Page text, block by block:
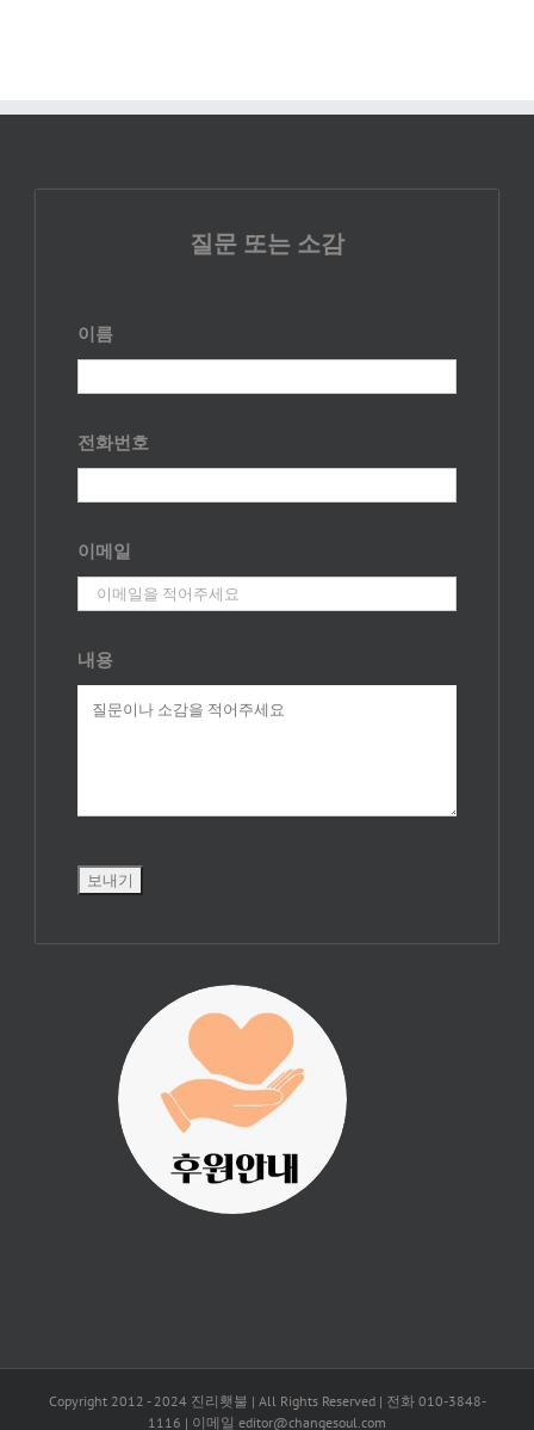
질문 또는 소감
이름
전화번호
이메일
내용
진리횃불 사역은
여러분의 후원으
로 이루어집니다.
Copyright 2012 - 2024 진리횃불 | All Rights Reserved | 전화 010-3848-
1116 | 이메일 editor@changesoul.com